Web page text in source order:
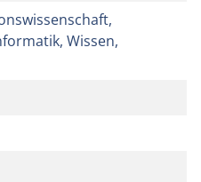
Wissen,